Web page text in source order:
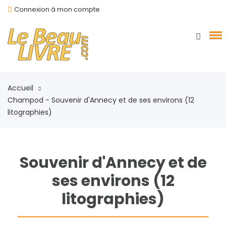
Connexion à mon compte
Accueil
Champod - Souvenir d'Annecy et de ses environs (12
litographies)
Souvenir d'Annecy et de
ses environs (12
litographies)